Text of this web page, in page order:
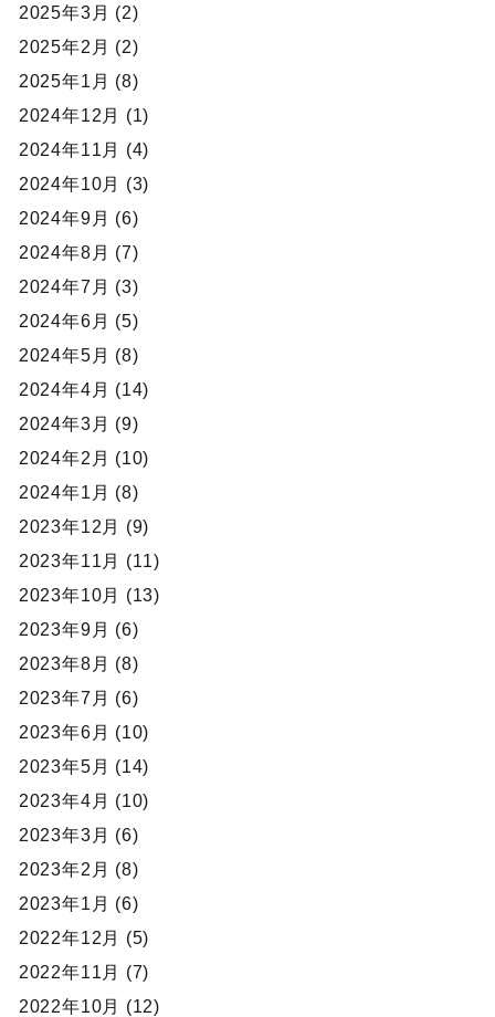
2025年3月 (2)
2025年2月 (2)
2025年1月 (8)
2024年12月 (1)
2024年11月 (4)
2024年10月 (3)
2024年9月 (6)
2024年8月 (7)
2024年7月 (3)
2024年6月 (5)
2024年5月 (8)
2024年4月 (14)
2024年3月 (9)
2024年2月 (10)
2024年1月 (8)
2023年12月 (9)
2023年11月 (11)
2023年10月 (13)
2023年9月 (6)
2023年8月 (8)
2023年7月 (6)
2023年6月 (10)
2023年5月 (14)
2023年4月 (10)
2023年3月 (6)
2023年2月 (8)
2023年1月 (6)
2022年12月 (5)
2022年11月 (7)
2022年10月 (12)